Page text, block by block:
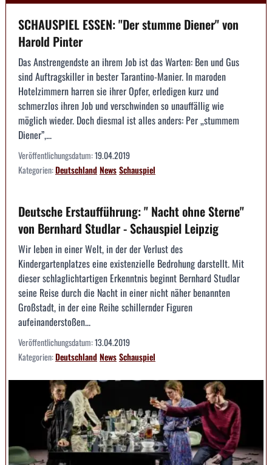
SCHAUSPIEL ESSEN: "Der stumme Diener" von
Harold Pinter
Das Anstrengendste an ihrem Job ist das Warten: Ben und Gus
sind Auftragskiller in bester Tarantino-Manier. In maroden
Hotelzimmern harren sie ihrer Opfer, erledigen kurz und
schmerzlos ihren Job und verschwinden so unauffällig wie
möglich wieder. Doch diesmal ist alles anders: Per „stummem
Diener”,...
Veröffentlichungsdatum:19.04.2019
Kategorien:DeutschlandNewsSchauspiel
Deutsche Erstaufführung: " Nacht ohne Sterne"
von Bernhard Studlar - Schauspiel Leipzig
Wir leben in einer Welt, in der der Verlust des
Kindergartenplatzes eine existenzielle Bedrohung darstellt. Mit
dieser schlaglichtartigen Erkenntnis beginnt Bernhard Studlar
seine Reise durch die Nacht in einer nicht näher benannten
Großstadt, in der eine Reihe schillernder Figuren
aufeinanderstoßen...
Veröffentlichungsdatum:13.04.2019
Kategorien:DeutschlandNewsSchauspiel